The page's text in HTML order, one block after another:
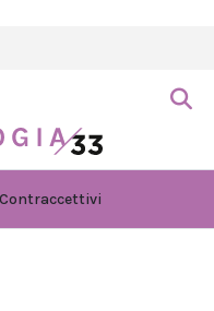
Contraccettivi